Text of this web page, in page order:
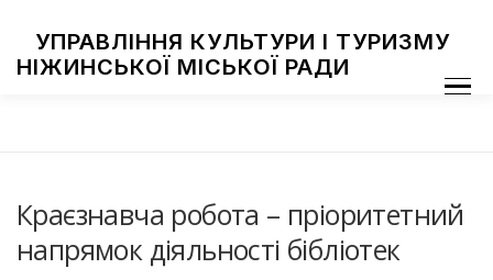
contentУПРАВЛІННЯ КУЛЬТУРИ І ТУРИЗМУ
НІЖИНСЬКОЇ МІСЬКОЇ РАДИ
Menu
Краєзнавча робота – пріоритетний
напрямок діяльності бібліотек